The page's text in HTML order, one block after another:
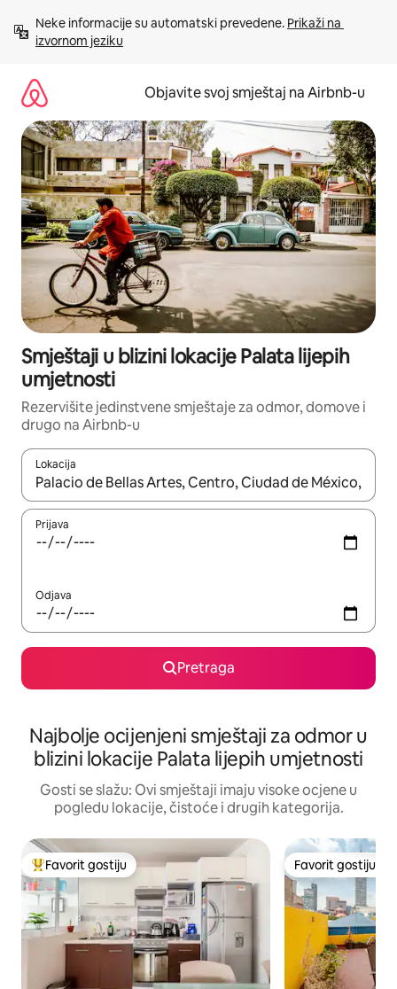
sadržaj
Neke informacije su automatski prevedene. Prikaži na
izvornom jeziku
Objavite svoj smještaj na Airbnb-u
Smještaji u blizini lokacije Palata lijepih
umjetnosti
Rezervišite jedinstvene smještaje za odmor, domove i
drugo na Airbnb-u
Lokacija
Kad su rezultati dostupni, možete da se krećete kroz njih
Prijava
Odjava
Pretraga
Najbolje ocijenjeni smještaji za odmor u
blizini lokacije Palata lijepih umjetnosti
Gosti se slažu: Ovi smještaji imaju visoke ocjene u
pogledu lokacije, čistoće i drugih kategorija.
Glavni favorit gostiju
Favorit gostiju Favorit gostiju
Favorit gostiju